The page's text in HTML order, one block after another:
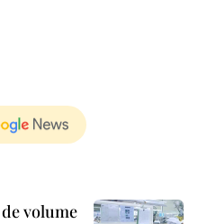
volume